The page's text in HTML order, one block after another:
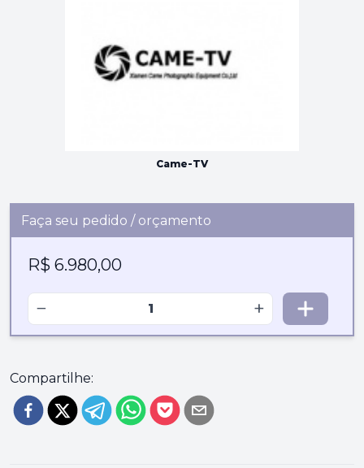
Faça seu pedido / orçamento
R$ 6.980,00
− +
Came-TV
Compartilhe: